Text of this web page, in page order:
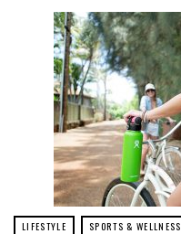
LIFESTYLE SPORTS & WELLNESS